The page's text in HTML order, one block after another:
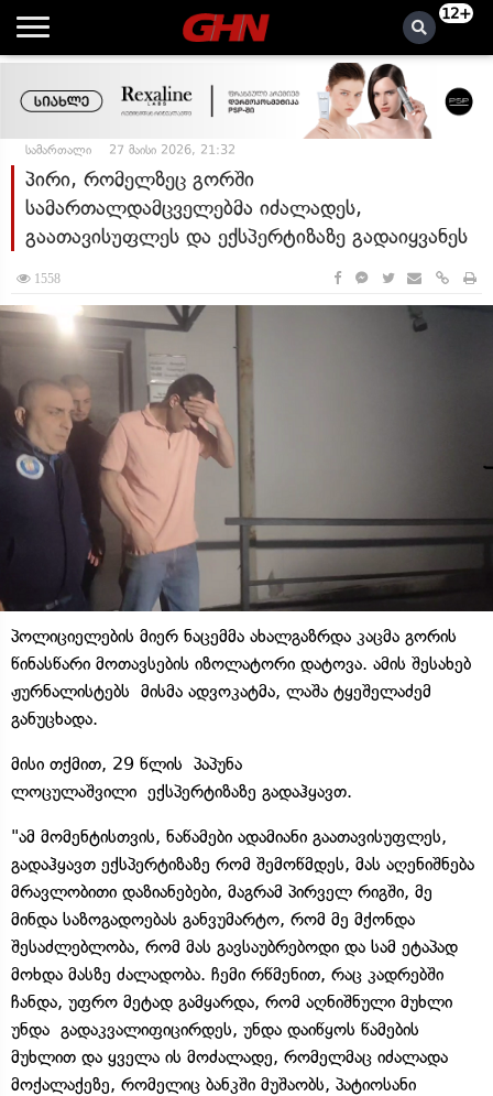
12+
სამართალი 27 მაისი 2026, 21:32
პირი, რომელზეც გორში
სამართალდამცველებმა იძალადეს,
გაათავისუფლეს და ექსპერტიზაზე გადაიყვანეს
1558
პოლიციელების მიერ ნაცემმა ახალგაზრდა კაცმა გორის
წინასწარი მოთავსების იზოლატორი დატოვა. ამის შესახებ
ჟურნალისტებს მისმა ადვოკატმა, ლაშა ტყეშელაძემ
განუცხადა.
მისი თქმით, 29 წლის პაპუნა
ლოცულაშვილი ექსპერტიზაზე გადაჰყავთ.
"ამ მომენტისთვის, ნაწამები ადამიანი გაათავისუფლეს,
გადაჰყავთ ექსპერტიზაზე რომ შემოწმდეს, მას აღენიშნება
მრავლობითი დაზიანებები, მაგრამ პირველ რიგში, მე
მინდა საზოგადოებას განვუმარტო, რომ მე მქონდა
შესაძლებლობა, რომ მას გავსაუბრებოდი და სამ ეტაპად
მოხდა მასზე ძალადობა. ჩემი რწმენით, რაც კადრებში
ჩანდა, უფრო მეტად გამყარდა, რომ აღნიშნული მუხლი
უნდა გადაკვალიფიცირდეს, უნდა დაიწყოს წამების
მუხლით და ყველა ის მოძალადე, რომელმაც იძალადა
მოქალაქეზე, რომელიც ბანკში მუშაობს, პატიოსანი